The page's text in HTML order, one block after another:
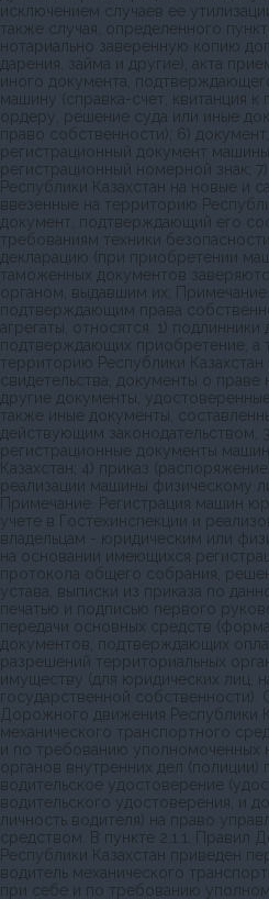
исключением случаев ее
также случая, определенного
нотариально заверенную копию
дарения, займа и другие), акта
иного документа,
машину (справка-счет, квитанция
ордеру, решение суда или иные
право собственности); 6)
регистрационный документ
регистрационный номерной знак;
Республики Казахстан на новые и
ввезенные на территорию
документ, подтверждающий его
требованиям техники
декларацию (при приобретении
таможенных документов
органом, выдавшим их;
подтверждающим права
агрегаты, относятся: 1) подлинники
подтверждающих приобретение, а
территорию Республики
свидетельства, документы о
другие документы,
также иные документы,
действующим законодательством;
регистрационные документы
Казахстан; 4) приказ
реализации машины физическому
Примечание. Регистрация машин
учете в Гостехинспекции и
владельцам - юридическим или
на основании имеющихся
протокола общего собрания,
устава, выписки из приказа по
печатью и подписью первого
передачи основных средств
документов, подтверждающих
разрешений территориальных
имуществу (для юридических лиц,
государственной собственности).
Дорожного движения Республики
механического транспортного
и по требованию уполномоченных
органов внутренних дел (полиции)
водительское удостоверение
водительского удостоверения, и
личность водителя) на право
средством. В пункте 2.1.1. Правил
Республики Казахстан приведен
водитель механического
при себе и по требованию